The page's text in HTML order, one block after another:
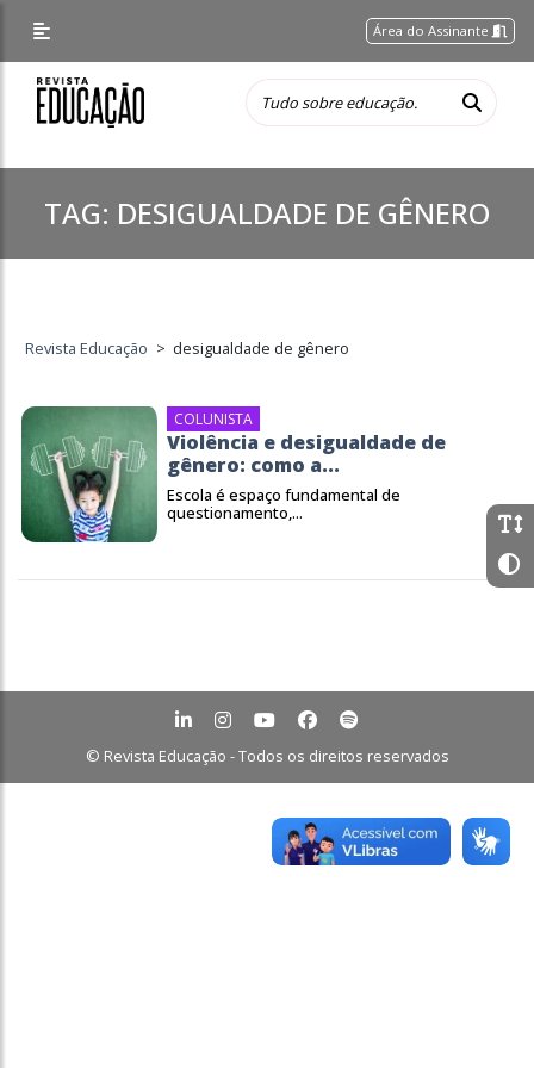
Área do Assinante
TAG: DESIGUALDADE DE GÊNERO
Revista Educação > desigualdade de gênero
COLUNISTA
Violência e desigualdade de
gênero: como a...
Escola é espaço fundamental de
questionamento,...
© Revista Educação - Todos os direitos reservados